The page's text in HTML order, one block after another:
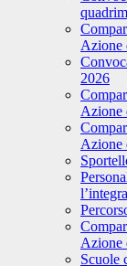
Azione
2026
Azione
Azione
Azione
Scuole